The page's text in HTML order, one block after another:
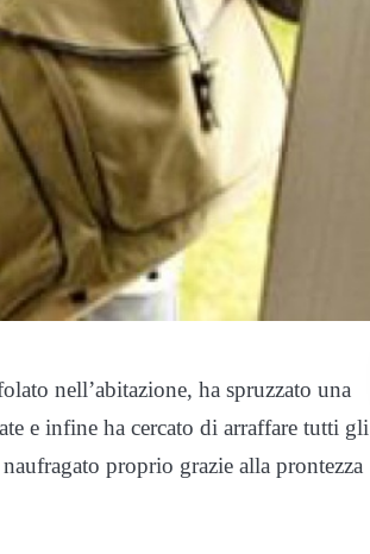
nell’abitazione, ha spruzzato una
e infine ha cercato di arraffare tutti gli
proprio grazie alla prontezza